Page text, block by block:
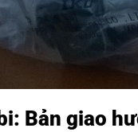
Bản giao